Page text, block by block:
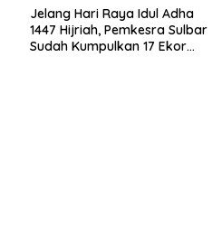
Jelang Hari Raya Idul Adha
1447 Hijriah, Pemkesra Sulbar
Sudah Kumpulkan 17 Ekor